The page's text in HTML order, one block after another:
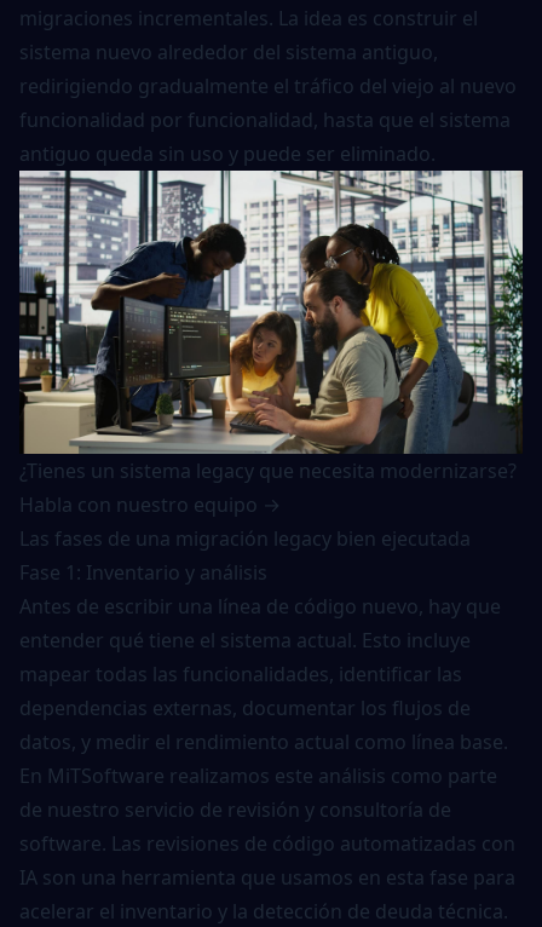
migraciones incrementales. La idea es construir el
sistema nuevo alrededor del sistema antiguo,
redirigiendo gradualmente el tráfico del viejo al nuevo
funcionalidad por funcionalidad, hasta que el sistema
antiguo queda sin uso y puede ser eliminado.
¿Tienes un sistema legacy que necesita modernizarse?
Habla con nuestro equipo →
Las fases de una migración legacy bien ejecutada
Fase 1: Inventario y análisis
Antes de escribir una línea de código nuevo, hay que
entender qué tiene el sistema actual. Esto incluye
mapear todas las funcionalidades, identificar las
dependencias externas, documentar los flujos de
datos, y medir el rendimiento actual como línea base.
En MiTSoftware realizamos este análisis como parte
de nuestro servicio de revisión y consultoría de
software. Las revisiones de código automatizadas con
IA son una herramienta que usamos en esta fase para
acelerar el inventario y la detección de deuda técnica.